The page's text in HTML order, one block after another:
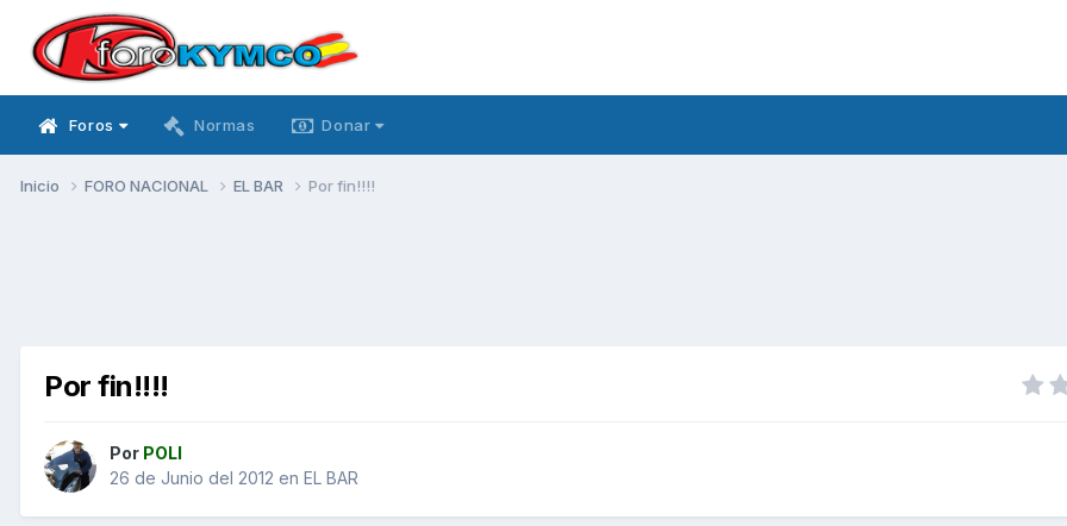
Foros Normas Donar
Inicio FORO NACIONAL EL BAR Por fin!!!!
Por fin!!!!
Por POLI
26 de Junio del 2012 en EL BAR